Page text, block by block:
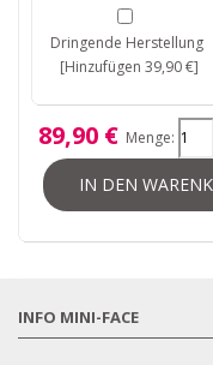
Dringende Herstellung
[Hinzufügen 39,90 €]
89,90 € Menge:
IN DEN
INFO MINI-FACE